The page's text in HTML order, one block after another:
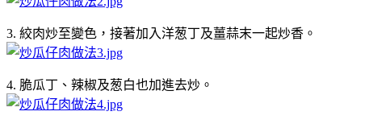
3. 絞肉炒至變色，接著加入洋葱丁及薑蒜末一起炒香。
4. 脆瓜丁、辣椒及葱白也加進去炒。